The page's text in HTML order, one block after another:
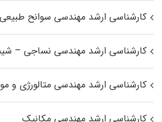
کارشناسی ارشد مهندسی سوانح طبیعی
کارشناسی ارشد مهندسی نساجی –
کارشناسی ارشد مهندسی متالورژی و
کارشناسی ارشد مهندسی مکانیک